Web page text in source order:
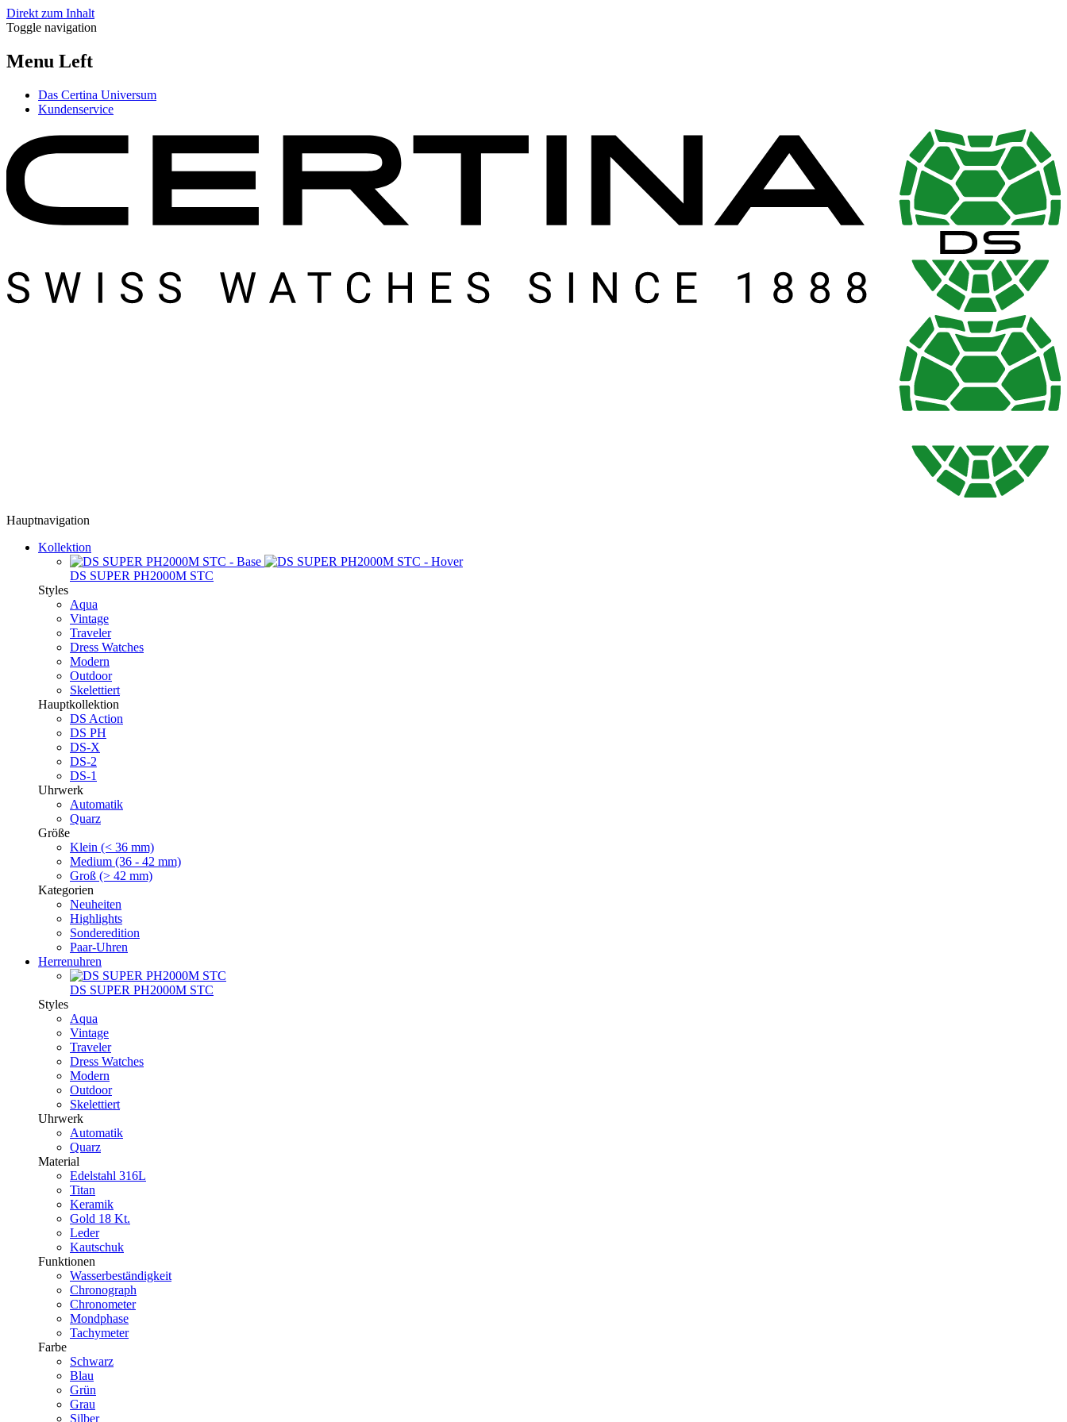
Direkt zum Inhalt
Toggle navigation
Menu Left
Das Certina Universum
Kundenservice
Hauptnavigation
Kollektion
DS SUPER PH2000M STC
Styles
Aqua
Vintage
Traveler
Dress Watches
Modern
Outdoor
Skelettiert
Hauptkollektion
DS Action
DS PH
DS-X
DS-2
DS-1
Uhrwerk
Automatik
Quarz
Größe
Klein (< 36 mm)
Medium (36 - 42 mm)
Groß (> 42 mm)
Kategorien
Neuheiten
Highlights
Sonderedition
Paar-Uhren
Herrenuhren
DS SUPER PH2000M STC
Styles
Aqua
Vintage
Traveler
Dress Watches
Modern
Outdoor
Skelettiert
Uhrwerk
Automatik
Quarz
Material
Edelstahl 316L
Titan
Keramik
Gold 18 Kt.
Leder
Kautschuk
Funktionen
Wasserbeständigkeit
Chronograph
Chronometer
Mondphase
Tachymeter
Farbe
Schwarz
Blau
Grün
Grau
Silber